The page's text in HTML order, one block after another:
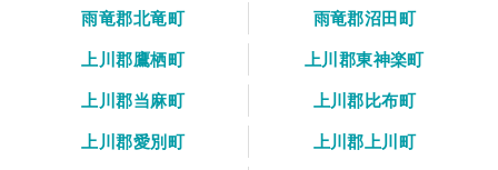
雨竜郡北竜町
雨竜郡沼田町
上川郡鷹栖町
上川郡東神楽町
上川郡当麻町
上川郡比布町
上川郡愛別町
上川郡上川町